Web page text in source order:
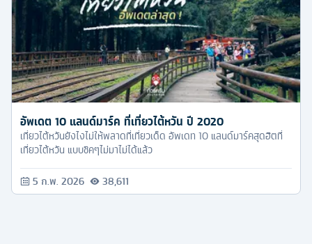
อัพเดต 10 แลนด์มาร์ค ที่เที่ยวไต้หวัน ปี 2020
เที่ยวไต้หวันยังไงไม่ให้พลาดที่เที่ยวเด็ด อัพเดท 10 แลนด์มาร์คสุดฮิตที่
เที่ยวไต้หวัน แบบชิคๆไม่มาไม่ได้แล้ว
5 ก.พ. 2026 38,611